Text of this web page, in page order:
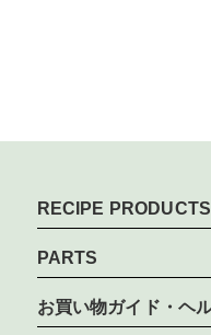
RECIPE PRODUCTS
PARTS
お買い物ガイド・ヘ